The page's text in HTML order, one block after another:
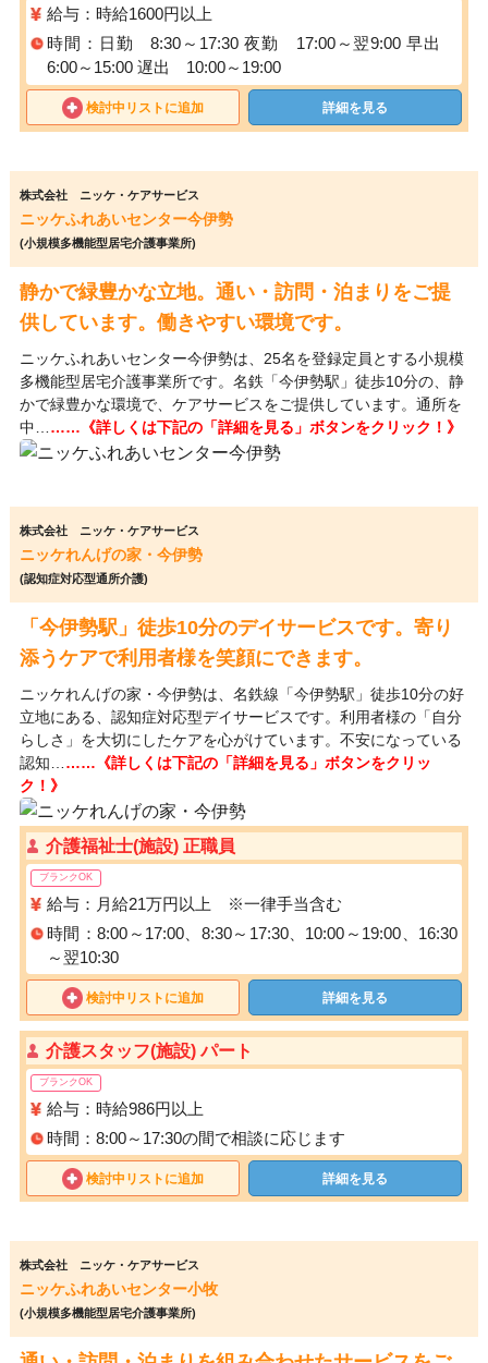
給与：時給1600円以上
時間：日勤 8:30～17:30 夜勤 17:00～翌9:00 早出
6:00～15:00 遅出 10:00～19:00
検討中リストに追加 詳細を見る
株式会社 ニッケ・ケアサービス
ニッケふれあいセンター今伊勢
(小規模多機能型居宅介護事業所)
静かで緑豊かな立地。通い・訪問・泊まりをご提
供しています。働きやすい環境です。
ニッケふれあいセンター今伊勢は、25名を登録定員とする小規模
多機能型居宅介護事業所です。名鉄「今伊勢駅」徒歩10分の、静
かで緑豊かな環境で、ケアサービスをご提供しています。通所を
中… ……《詳しくは下記の「詳細を見る」ボタンをクリック！》
株式会社 ニッケ・ケアサービス
ニッケれんげの家・今伊勢
(認知症対応型通所介護)
「今伊勢駅」徒歩10分のデイサービスです。寄り
添うケアで利用者様を笑顔にできます。
ニッケれんげの家・今伊勢は、名鉄線「今伊勢駅」徒歩10分の好
立地にある、認知症対応型デイサービスです。利用者様の「自分
らしさ」を大切にしたケアを心がけています。不安になっている
認知… ……《詳しくは下記の「詳細を見る」ボタンをクリッ
ク！》
介護福祉士(施設) 正職員
ブランクOK
給与：月給21万円以上 ※一律手当含む
時間：8:00～17:00、8:30～17:30、10:00～19:00、16:30
～翌10:30
検討中リストに追加 詳細を見る
介護スタッフ(施設) パート
ブランクOK
給与：時給986円以上
時間：8:00～17:30の間で相談に応じます
検討中リストに追加 詳細を見る
株式会社 ニッケ・ケアサービス
ニッケふれあいセンター小牧
(小規模多機能型居宅介護事業所)